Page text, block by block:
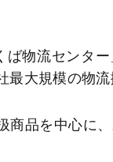
ば物流センタ
最大規模の物流
商品を中心に